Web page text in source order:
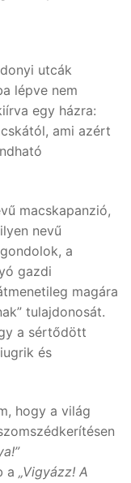
utcák
lépve nem
egy házra:
ami azért
macskapanzió,
nevű
a
gazdi
magára
tulajdonosát.
a sértődött
és
hogy a világ
a „Vigyázz! A